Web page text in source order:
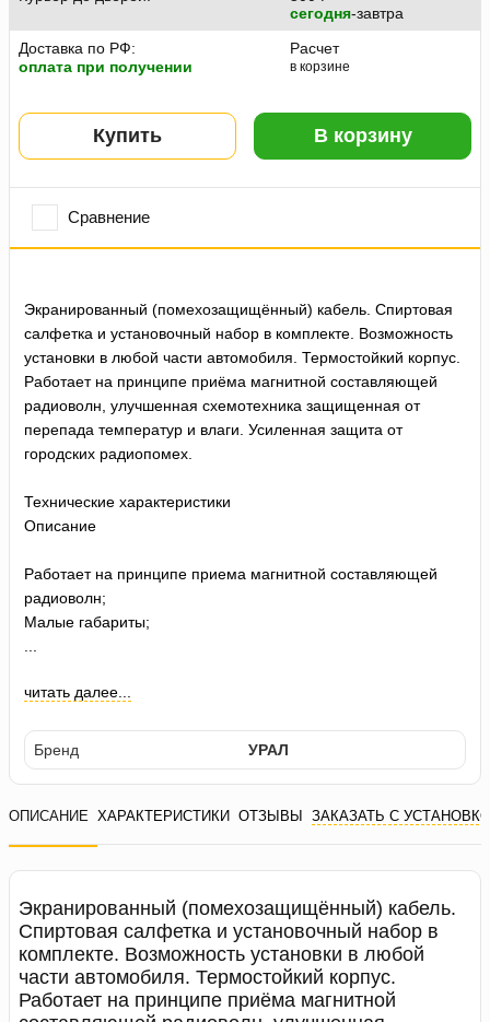
сегодня-завтра
Доставка по РФ:
оплата при получении
Расчет
в корзине
Купить В корзину
Сравнение
Экранированный (помехозащищённый) кабель. Спиртовая
салфетка и установочный набор в комплекте. Возможность
установки в любой части автомобиля. Термостойкий корпус.
Работает на принципе приёма магнитной составляющей
радиоволн, улучшенная схемотехника защищенная от
перепада температур и влаги. Усиленная защита от
городских радиопомех.
Технические характеристики
Описание
Работает на принципе приема магнитной составляющей
радиоволн;
Малые габариты;
читать далее...
Бренд УРАЛ
ОПИСАНИЕ ХАРАКТЕРИСТИКИ ОТЗЫВЫ ЗАКАЗАТЬ С
Экранированный (помехозащищённый) кабель.
Спиртовая салфетка и установочный набор в
комплекте. Возможность установки в любой
части автомобиля. Термостойкий корпус.
Работает на принципе приёма магнитной